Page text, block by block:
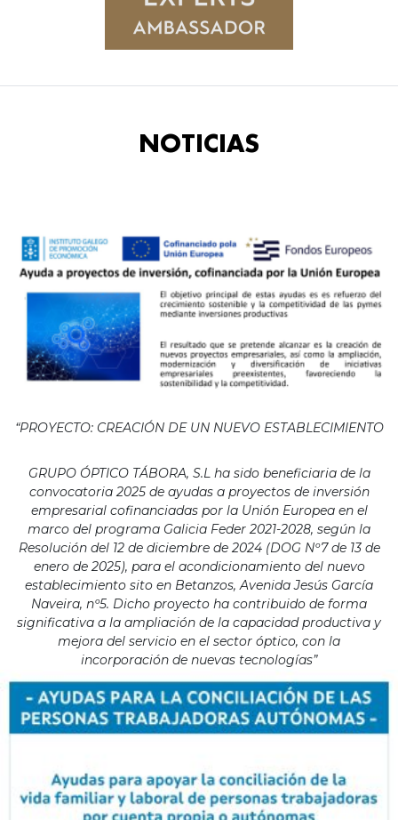
NOTICIAS
“PROYECTO: CREACIÓN DE UN NUEVO ESTABLECIMIENTO
GRUPO ÓPTICO TÁBORA, S.L ha sido beneficiaria de la
convocatoria 2025 de ayudas a proyectos de inversión
empresarial cofinanciadas por la Unión Europea en el
marco del programa Galicia Feder 2021-2028, según la
Resolución del 12 de diciembre de 2024 (DOG Nº7 de 13 de
enero de 2025), para el acondicionamiento del nuevo
establecimiento sito en Betanzos, Avenida Jesús García
Naveira, nº5. Dicho proyecto ha contribuido de forma
significativa a la ampliación de la capacidad productiva y
mejora del servicio en el sector óptico, con la
incorporación de nuevas tecnologías”